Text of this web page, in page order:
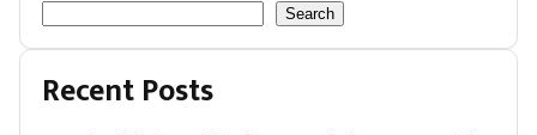
Search
Recent Posts